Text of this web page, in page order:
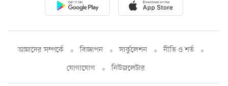
আমাদের সম্পর্কে বিজ্ঞাপন সার্কুলেশন
নীতি ও শর্ত
যোগাযোগ
নিউজলেটার